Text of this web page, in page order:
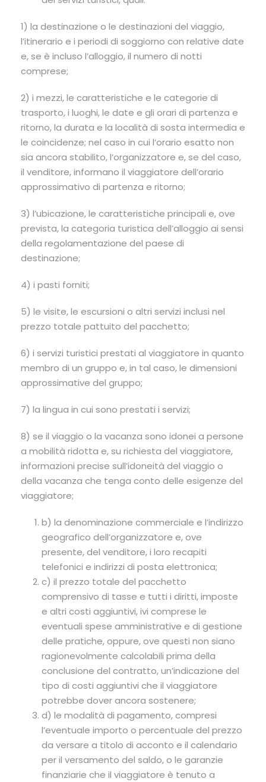
1) la destinazione o le destinazioni del viaggio,
l’itinerario e i periodi di soggiorno con relative date
e, se è incluso l’alloggio, il numero di notti
comprese;
2) i mezzi, le caratteristiche e le categorie di
trasporto, i luoghi, le date e gli orari di partenza e
ritorno, la durata e la località di sosta intermedia e
le coincidenze; nel caso in cui l’orario esatto non
sia ancora stabilito, l’organizzatore e, se del caso,
il venditore, informano il viaggiatore dell’orario
approssimativo di partenza e ritorno;
3) l’ubicazione, le caratteristiche principali e, ove
prevista, la categoria turistica dell’alloggio ai sensi
della regolamentazione del paese di
destinazione;
4) i pasti forniti;
5) le visite, le escursioni o altri servizi inclusi nel
prezzo totale pattuito del pacchetto;
6) i servizi turistici prestati al viaggiatore in quanto
membro di un gruppo e, in tal caso, le dimensioni
approssimative del gruppo;
7) la lingua in cui sono prestati i servizi;
8) se il viaggio o la vacanza sono idonei a persone
a mobilità ridotta e, su richiesta del viaggiatore,
informazioni precise sull’idoneità del viaggio o
della vacanza che tenga conto delle esigenze del
viaggiatore;
b) la denominazione commerciale e l’indirizzo
geografico dell’organizzatore e, ove
presente, del venditore, i loro recapiti
telefonici e indirizzi di posta elettronica;
c) il prezzo totale del pacchetto
comprensivo di tasse e tutti i diritti, imposte
e altri costi aggiuntivi, ivi comprese le
eventuali spese amministrative e di gestione
delle pratiche, oppure, ove questi non siano
ragionevolmente calcolabili prima della
conclusione del contratto, un’indicazione del
tipo di costi aggiuntivi che il viaggiatore
potrebbe dover ancora sostenere;
d) le modalità di pagamento, compresi
l’eventuale importo o percentuale del prezzo
da versare a titolo di acconto e il calendario
per il versamento del saldo, o le garanzie
finanziarie che il viaggiatore è tenuto a